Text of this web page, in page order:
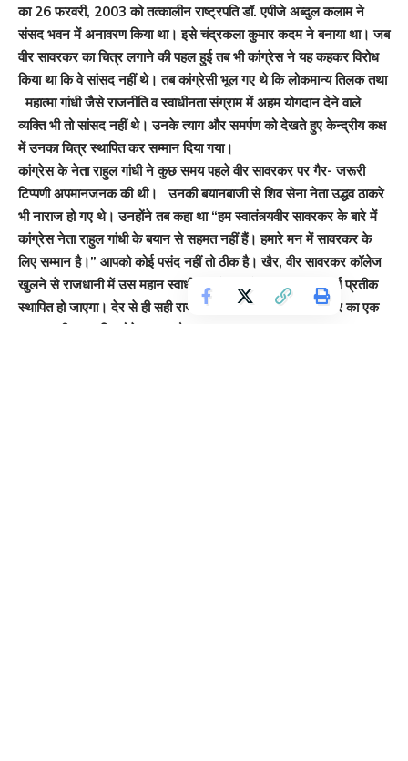
का26फरवरी, 2003 को तत्कालीन राष्ट्रपति डॉ. एपीजे अब्दुल कलाम ने
संसद भवन में अनावरण किया था। इसे चंद्रकला कुमार कदम ने बनाया था। जब
वीर सावरकर का चित्र लगाने की पहल हुई तब भी कांग्रेस ने यह कहकर विरोध
किया था कि वे सांसद नहीं थे। तब कांग्रेसी भूल गए थे कि लोकमान्य तिलक तथा
महात्मा गांधी जैसे राजनीति व स्वाधीनता संग्राम में अहम योगदान देने वाले
व्यक्ति भी तो सांसद नहीं थे। उनके त्याग और समर्पण को देखते हुए केन्द्रीय कक्ष
में उनका चित्र स्थापित कर सम्मान दिया गया।
कांग्रेस के नेता राहुल गांधी ने कुछ समय पहले वीर सावरकर पर गैर- जरूरी
टिप्पणी अपमानजनक की थी। उनकी बयानबाजी से शिव सेना नेता उद्धव ठाकरे
भी नाराज हो गए थे। उनहोंने तब कहा था “हम स्वातंत्र्यवीर सावरकर के बारे में
कांग्रेस नेता राहुल गांधी के बयान से सहमत नहीं हैं। हमारे मन में सावरकर के
लिए सम्मान है।” आपको कोई पसंद नहीं तो ठीक है। खैर,वीर सावरकर कॉलेज
खुलने से राजधानी में उस महान स्वाधीनता सेनानी के नाम पर महत्वपूर्ण प्रतीक
स्थापित हो जाएगा। देर से ही सही राजधानी दिल्ली में अब वीर सावरकर का एक